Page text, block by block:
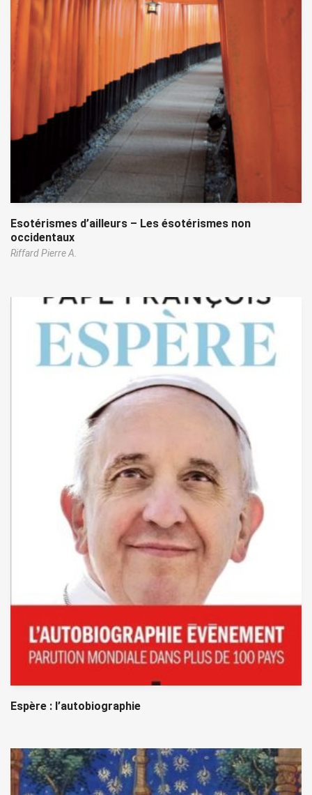
Esotérismes d’ailleurs – Les ésotérismes non
occidentaux
Riffard Pierre A.
Espère : l’autobiographie